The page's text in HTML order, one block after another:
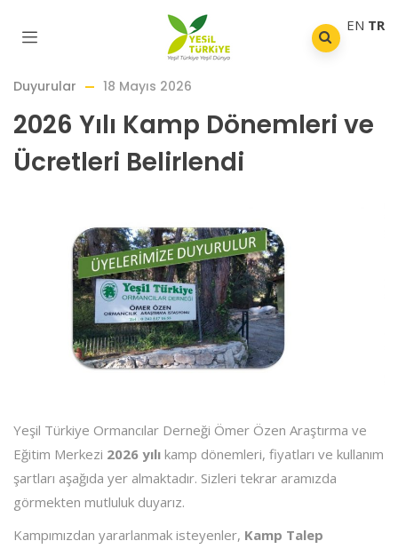
Duyurular 18 Mayıs 2026
2026 Yılı Kamp Dönemleri ve
Ücretleri Belirlendi
Yeşil Türkiye Ormancılar Derneği Ömer Özen Araştırma ve
Eğitim Merkezi 2026 yılı kamp dönemleri, fiyatları ve kullanım
şartları aşağıda yer almaktadır. Sizleri tekrar aramızda
görmekten mutluluk duyarız.
Kampımızdan yararlanmak isteyenler, Kamp Talep
EN TR